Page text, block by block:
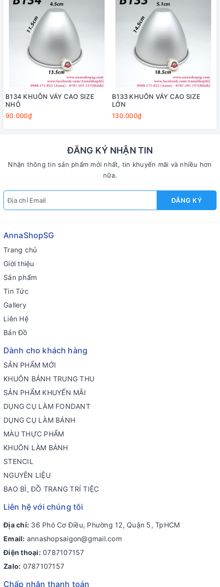
B134 KHUÔN VÁY CAO SIZE
NHỎ
90.000₫
B133 KHUÔN VÁY CAO SIZE
LỚN
130.000₫
ĐĂNG KÝ NHẬN TIN
Nhận thông tin sản phẩm mới nhất, tin khuyến mãi và nhiều hơn
nữa.
ĐĂNG KÝ
AnnaShopSG
Trang chủ
Giới thiệu
Sản phẩm
Tin Tức
Gallery
Liên Hệ
Bản Đồ
Dành cho khách hàng
SẢN PHẨM MỚI
KHUÔN BÁNH TRUNG THU
SẢN PHẨM KHUYẾN MÃI
DỤNG CỤ LÀM FONDANT
DỤNG CỤ LÀM BÁNH
MÀU THỰC PHẨM
KHUÔN LÀM BÁNH
STENCIL
NGUYÊN LIỆU
BAO BÌ, ĐỒ TRANG TRÍ TIỆC
Liên hệ với chúng tôi
Địa chỉ: 36 Phó Cơ Điều, Phường 12, Quận 5, TpHCM
Email: annashopsaigon@gmail.com
Điện thoại: 0787107157
Zalo: 0787107157
Chấp nhận thanh toán